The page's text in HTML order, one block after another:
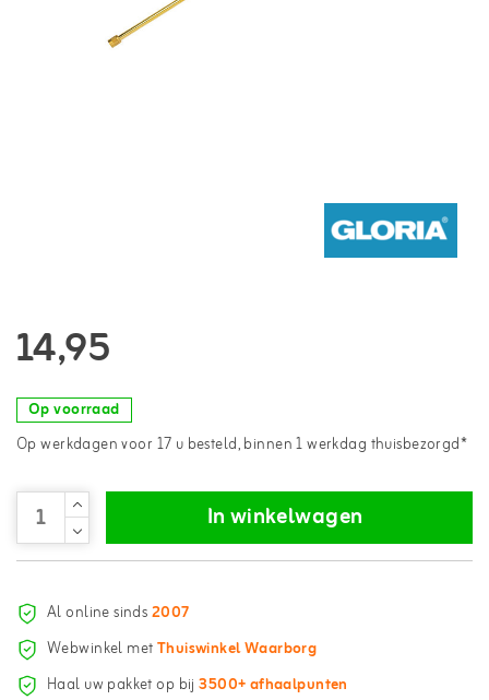
14,95
Op voorraad
Op werkdagen voor 17 u besteld, binnen 1 werkdag thuisbezorgd*
In winkelwagen
Al online sinds2007
Webwinkel metThuiswinkel Waarborg
Haal uw pakket op bij3500+ afhaalpunten